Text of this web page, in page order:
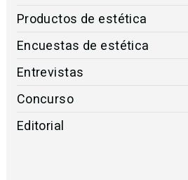
Productos de estética
Encuestas de estética
Entrevistas
Concurso
Editorial